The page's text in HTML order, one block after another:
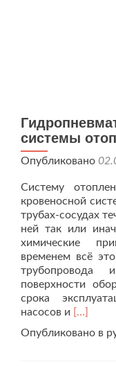
системы
Опубликовано
Систему
кровеносной
трубах-сосудах
ней так или
химические
временем всё
трубопровода
поверхности
срока
насосов и Читать
[…]
Опубликовано в